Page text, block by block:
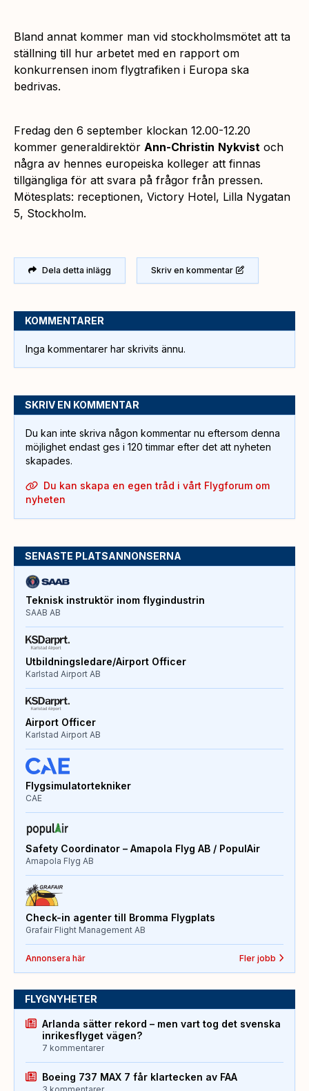
Bland annat kommer man vid stockholmsmötet att ta
ställning till hur arbetet med en rapport om
konkurrensen inom flygtrafiken i Europa ska
bedrivas.
Fredag den 6 september klockan 12.00-12.20
kommer generaldirektör Ann-Christin Nykvist och
några av hennes europeiska kolleger att finnas
tillgängliga för att svara på frågor från pressen.
Mötesplats: receptionen, Victory Hotel, Lilla Nygatan
5, Stockholm.
Dela detta inlägg Skriv en kommentar
KOMMENTARER
Inga kommentarer har skrivits ännu.
SKRIV EN KOMMENTAR
Du kan inte skriva någon kommentar nu eftersom denna
möjlighet endast ges i 120 timmar efter det att nyheten
skapades.
Du kan skapa en egen tråd i vårt Flygforum om
nyheten
SENASTE PLATSANNONSERNA
Teknisk instruktör inom flygindustrin
SAAB AB
Utbildningsledare/Airport Officer
Karlstad Airport AB
Airport Officer
Karlstad Airport AB
Flygsimulatortekniker
CAE
Safety Coordinator – Amapola Flyg AB / PopulAir
Amapola Flyg AB
Check-in agenter till Bromma Flygplats
Grafair Flight Management AB
Annonsera här Fler jobb
FLYGNYHETER
Arlanda sätter rekord – men vart tog det svenska
inrikesflyget vägen?
7 kommentarer
Boeing 737 MAX 7 får klartecken av FAA